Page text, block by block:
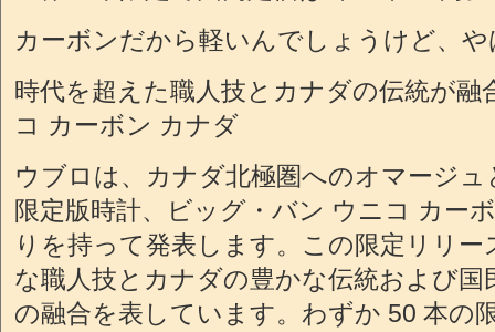
カーボンだから軽いんでしょうけど、
時代を超えた職人技とカナダの伝統が
コ カーボン カナダ
ウブロは、カナダ北極圏へのオマージ
限定版時計、ビッグ・バン ウニコ カー
りを持って発表します。この限定リリ
な職人技とカナダの豊かな伝統および
の融合を表しています。わずか 50 本の